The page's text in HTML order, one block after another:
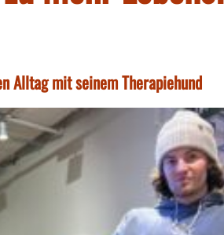
Alltag mit seinem Therapiehund